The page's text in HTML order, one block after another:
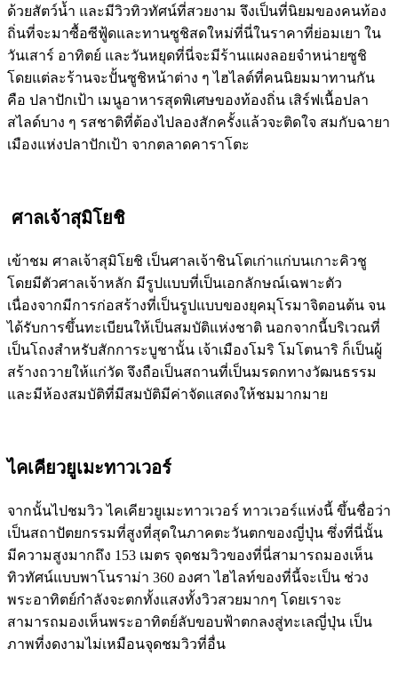
ด้วยสัตว์น้ำ และมีวิวทิวทัศน์ที่สวยงาม จึงเป็นที่นิยมของคนท้อง
ถิ่นที่จะมาซื้อซีฟู้ดและทานซูชิสดใหม่ที่นี่ในราคาที่ย่อมเยา ใน
วันเสาร์ อาทิตย์ และวันหยุดที่นี่จะมีร้านแผงลอยจำหน่ายซูชิ
โดยแต่ละร้านจะปั้นซูชิหน้าต่าง ๆ ไฮไลต์ที่คนนิยมมาทานกัน
คือ ปลาปักเป้า เมนูอาหารสุดพิเศษของท้องถิ่น เสิร์ฟเนื้อปลา
สไลด์บาง ๆ รสชาติที่ต้องไปลองสักครั้งแล้วจะติดใจ สมกับฉายา
เมืองแห่งปลาปักเป้า จากตลาดคาราโตะ
ศาลเจ้าสุมิโยชิ
เข้าชม ศาลเจ้าสุมิโยชิ เป็นศาลเจ้าชินโตเก่าแก่บนเกาะคิวชู
โดยมีตัวศาลเจ้าหลัก มีรูปแบบที่เป็นเอกลักษณ์เฉพาะตัว
เนื่องจากมีการก่อสร้างที่เป็นรูปแบบของยุคมุโรมาจิตอนต้น จน
ได้รับการขึ้นทะเบียนให้เป็นสมบัติแห่งชาติ นอกจากนี้บริเวณที่
เป็นโถงสำหรับสักการะบูชานั้น เจ้าเมืองโมริ โมโตนาริ ก็เป็นผู้
สร้างถวายให้แก่วัด จึงถือเป็นสถานที่เป็นมรดกทางวัฒนธรรม
และมีห้องสมบัติที่มีสมบัติมีค่าจัดแสดงให้ชมมากมาย
ไคเคียวยูเมะทาวเวอร์
จากนั้นไปชมวิว ไคเคียวยูเมะทาวเวอร์ ทาวเวอร์แห่งนี้ ขึ้นชื่อว่า
เป็นสถาปัตยกรรมที่สูงที่สุดในภาคตะวันตกของญี่ปุ่น ซึ่งที่นี่นั้น
มีความสูงมากถึง 153 เมตร จุดชมวิวของที่นี่สามารถมองเห็น
ทิวทัศน์แบบพาโนราม่า 360 องศา ไฮไลท์ของที่นี้จะเป็น ช่วง
พระอาทิตย์กำลังจะตกทั้งแสงทั้งวิวสวยมากๆ โดยเราจะ
สามารถมองเห็นพระอาทิตย์ลับขอบฟ้าตกลงสู่ทะเลญี่ปุ่น เป็น
ภาพที่งดงามไม่เหมือนจุดชมวิวที่อื่น